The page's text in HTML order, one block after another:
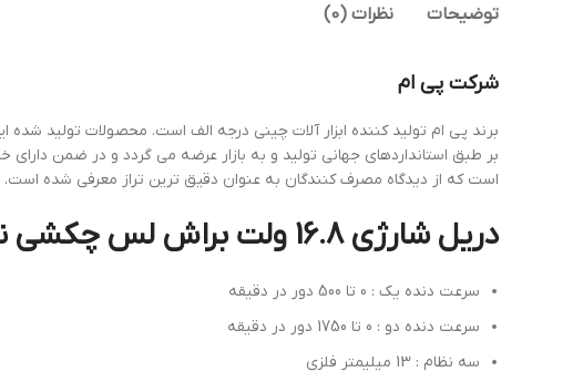
توضیحات نظرات (0)
شرکت پی ام
است که از دیدگاه مصرف کنندگان به عنوان دقیق ترین تراز معرفی شده است.
دریل شارژی 16.8 ولت براش لس چکشی نظام 13 بیست 20 DCE16
سرعت دنده یک : 0 تا 500 دور در دقیقه
سرعت دنده دو : 0 تا 1750 دور در دقیقه
سه نظام : 13 میلیمتر فلزی